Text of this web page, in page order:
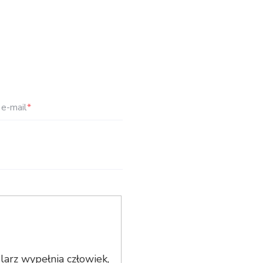
mail*
wypełnia człowiek,